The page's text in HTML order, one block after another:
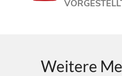
Weitere